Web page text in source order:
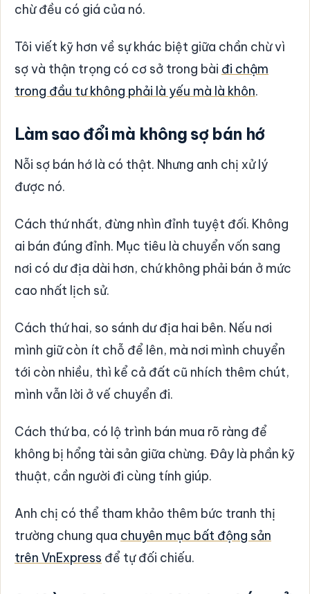
chừ đều có giá của nó.
Tôi viết kỹ hơn về sự khác biệt giữa chần chừ vì
sợ và thận trọng có cơ sở trong bài đi chậm
trong đầu tư không phải là yếu mà là khôn.
Làm sao đổi mà không sợ bán hớ
Nỗi sợ bán hớ là có thật. Nhưng anh chị xử lý
được nó.
Cách thứ nhất, đừng nhìn đỉnh tuyệt đối. Không
ai bán đúng đỉnh. Mục tiêu là chuyển vốn sang
nơi có dư địa dài hơn, chứ không phải bán ở mức
cao nhất lịch sử.
Cách thứ hai, so sánh dư địa hai bên. Nếu nơi
mình giữ còn ít chỗ để lên, mà nơi mình chuyển
tới còn nhiều, thì kể cả đất cũ nhích thêm chút,
mình vẫn lời ở vế chuyển đi.
Cách thứ ba, có lộ trình bán mua rõ ràng để
không bị hổng tài sản giữa chừng. Đây là phần kỹ
thuật, cần người đi cùng tính giúp.
Anh chị có thể tham khảo thêm bức tranh thị
trường chung qua chuyên mục bất động sản
trên VnExpress để tự đối chiếu.